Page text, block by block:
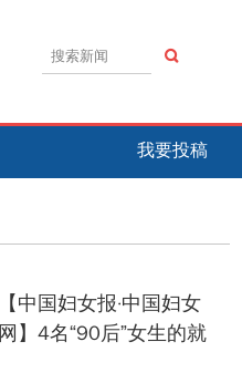
我要投稿
【中国妇女报·中国妇女
网】4名“90后”女生的就